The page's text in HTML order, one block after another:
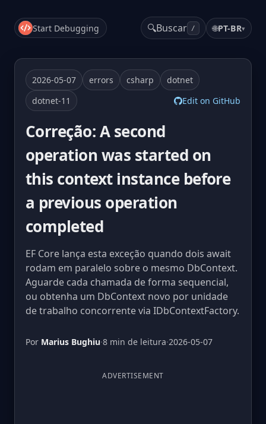
Start Debugging 🔍Buscar / 🌐PT-BR▾
2026-05-07 errors csharp
dotnet
dotnet-11
Edit on GitHub
Correção: A second
operation was started on
this context instance before
a previous operation
completed
EF Core lança esta exceção quando dois await
rodam em paralelo sobre o mesmo DbContext.
Aguarde cada chamada de forma sequencial,
ou obtenha um DbContext novo por unidade
de trabalho concorrente via IDbContextFactory.
Por Marius Bughiu·8 min de leitura·2026-05-07
ADVERTISEMENT